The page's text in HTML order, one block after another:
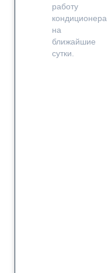
работу
кондиционера
на
ближайшие
сутки.